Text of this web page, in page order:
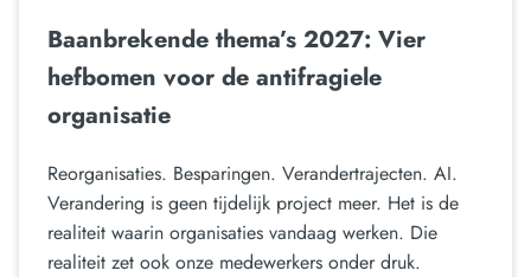
Baanbrekende thema’s 2027: Vier
hefbomen voor de antifragiele
organisatie
Reorganisaties. Besparingen. Verandertrajecten. AI.
Verandering is geen tijdelijk project meer. Het is de
realiteit waarin organisaties vandaag werken. Die
realiteit zet ook onze medewerkers onder druk.